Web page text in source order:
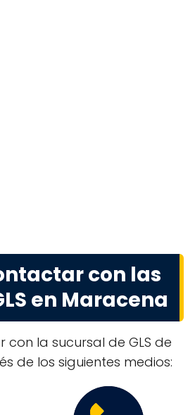
con las
en Maracena
la sucursal de GLS de
de los siguientes medios: